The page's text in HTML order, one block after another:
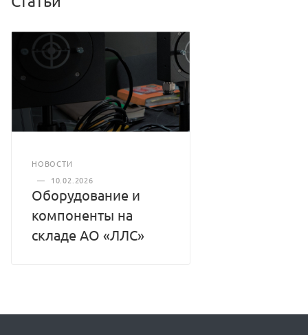
НОВОСТИ
—
10.02.2026
Оборудование и
компоненты на
складе АО «ЛЛС»